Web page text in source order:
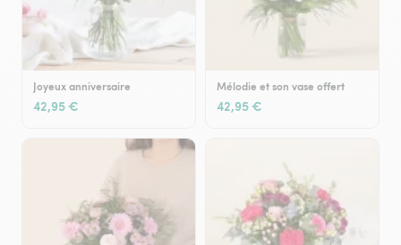
Joyeux anniversaire
42,95 €
Mélodie et son vase offert
42,95 €